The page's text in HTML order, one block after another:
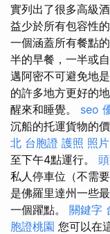
實列出了很多高級
益少於所有包容性
一個涵蓋所有餐點
半的早餐，一半或
邁阿密不可避免地
的許多地方更好的
醒來和睡覺。 seo
沉船的托運貨物的
北 台胞證 護照 照片
至下午4點運行。
私人停車位（不需
是佛羅里達州一些
一個躍點。 關鍵字
胞證桃園 您可以在